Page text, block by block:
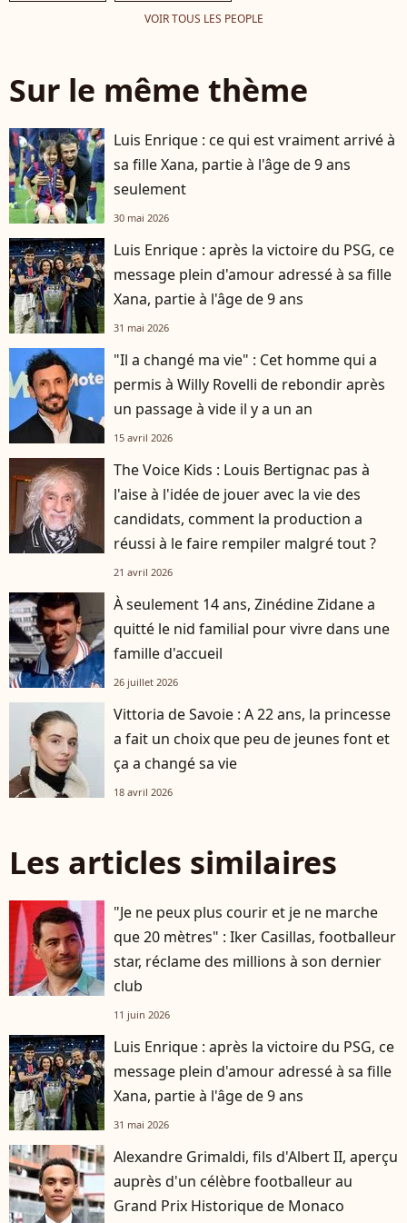
VOIR TOUS LES PEOPLE
Sur le même thème
Luis Enrique : ce qui est vraiment arrivé à
sa fille Xana, partie à l'âge de 9 ans
seulement
30 mai 2026
Luis Enrique : après la victoire du PSG, ce
message plein d'amour adressé à sa fille
Xana, partie à l'âge de 9 ans
31 mai 2026
"Il a changé ma vie" : Cet homme qui a
permis à Willy Rovelli de rebondir après
un passage à vide il y a un an
15 avril 2026
The Voice Kids : Louis Bertignac pas à
l'aise à l'idée de jouer avec la vie des
candidats, comment la production a
réussi à le faire rempiler malgré tout ?
21 avril 2026
À seulement 14 ans, Zinédine Zidane a
quitté le nid familial pour vivre dans une
famille d'accueil
26 juillet 2026
Vittoria de Savoie : A 22 ans, la princesse
a fait un choix que peu de jeunes font et
ça a changé sa vie
18 avril 2026
Les articles similaires
"Je ne peux plus courir et je ne marche
que 20 mètres" : Iker Casillas, footballeur
star, réclame des millions à son dernier
club
11 juin 2026
Luis Enrique : après la victoire du PSG, ce
message plein d'amour adressé à sa fille
Xana, partie à l'âge de 9 ans
31 mai 2026
Alexandre Grimaldi, fils d'Albert II, aperçu
auprès d'un célèbre footballeur au
Grand Prix Historique de Monaco